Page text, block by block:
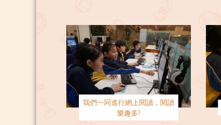
我們一同進行網上閱讀，閱讀
樂趣多!